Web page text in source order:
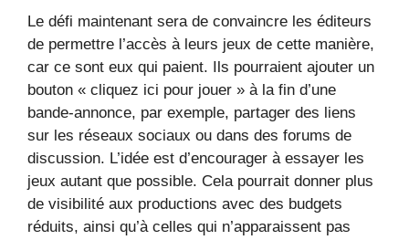
Le défi maintenant sera de convaincre les éditeurs
de permettre l’accès à leurs jeux de cette manière,
car ce sont eux qui paient. Ils pourraient ajouter un
bouton « cliquez ici pour jouer » à la fin d’une
bande-annonce, par exemple, partager des liens
sur les réseaux sociaux ou dans des forums de
discussion. L’idée est d’encourager à essayer les
jeux autant que possible. Cela pourrait donner plus
de visibilité aux productions avec des budgets
réduits, ainsi qu’à celles qui n’apparaissent pas